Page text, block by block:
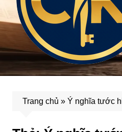
Trang chủ » Ý nghĩa tước